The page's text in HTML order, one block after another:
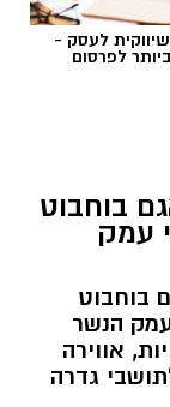
השבוע,
תלמידי כיתות ז'
הצגת
17:30 באולם מיכל
לעסק -
לפרסום
בוחבוט
עמק
בוחבוט
הנשר
אווירה
גדרה